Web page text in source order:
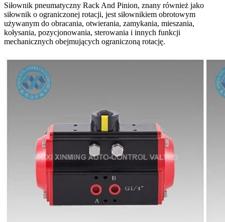
Siłownik pneumatyczny Rack And Pinion, znany również jako
siłownik o ograniczonej rotacji, jest siłownikiem obrotowym
używanym do obracania, otwierania, zamykania, mieszania,
kołysania, pozycjonowania, sterowania i innych funkcji
mechanicznych obejmujących ograniczoną rotację.